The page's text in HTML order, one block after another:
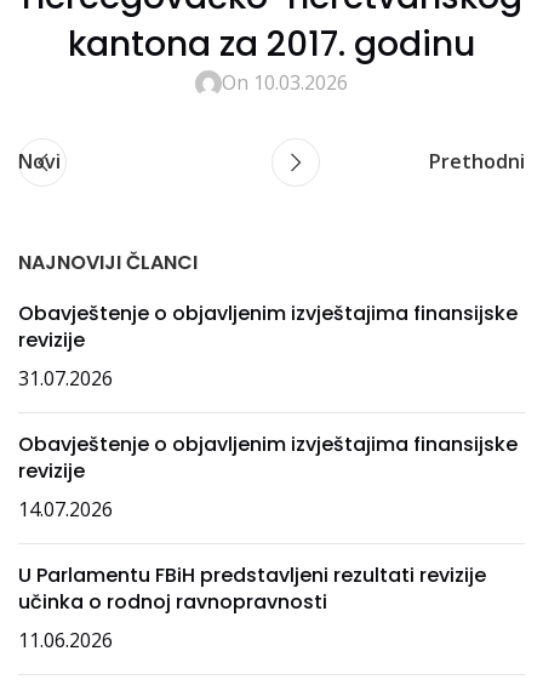
kantona za 2017. godinu
On 10.03.2026
Novi Prethodni
NAJNOVIJI ČLANCI
Obavještenje o objavljenim izvještajima finansijske
revizije
31.07.2026
Obavještenje o objavljenim izvještajima finansijske
revizije
14.07.2026
U Parlamentu FBiH predstavljeni rezultati revizije
učinka o rodnoj ravnopravnosti
11.06.2026